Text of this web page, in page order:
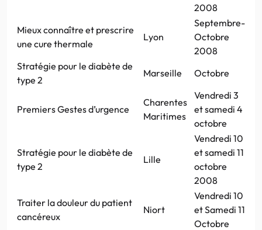
2008
Mieux connaître et prescrire
une cure thermale
Lyon
Septembre-
Octobre
2008
Stratégie pour le diabète de
type 2
Marseille Octobre
Premiers Gestes d’urgence
Charentes
Maritimes
Vendredi 3
et samedi 4
octobre
Stratégie pour le diabète de
type 2
Lille
Vendredi 10
et samedi 11
octobre
2008
Traiter la douleur du patient
cancéreux
Niort
Vendredi 10
et Samedi 11
Octobre